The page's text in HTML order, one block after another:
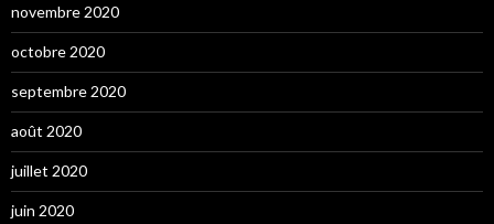
novembre 2020
octobre 2020
septembre 2020
août 2020
juillet 2020
juin 2020